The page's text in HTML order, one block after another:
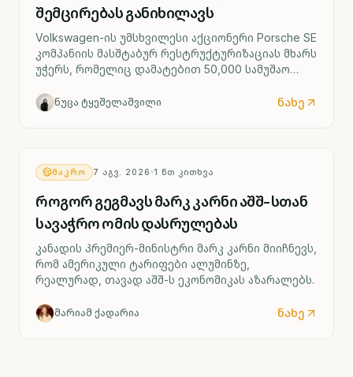
შემცირებას განიხილავს
Volkswagen-ის უმსხვილესი აქციონერი Porsche SE
კომპანიის მასშტაბურ რესტრუქტურიზაციას მხარს
უჭერს, რომელიც დამატებით 50,000 სამუშაო
ქარხნის შესაძლო დახურვას ითვალისწინებს.
ნუცა ტყეშელაშვილი ნახე
ᲛᲐᲙᲠᲝ 7 ᲐᲒᲕ. 2026 1 ᲬᲗ ᲙᲘᲗᲮᲕᲐ
როგორ გეგმავს მარკ კარნი აშშ-სთან
სავაჭრო ომის დასრულებას
კანადის პრემიერ-მინისტრი მარკ კარნი მიიჩნევს,
რომ ამერიკული ტარიფები ალუმინზე,
რეალურად, თავად აშშ-ს ეკონომიკას აზარალებს.
მარიამ ქადარია ნახე